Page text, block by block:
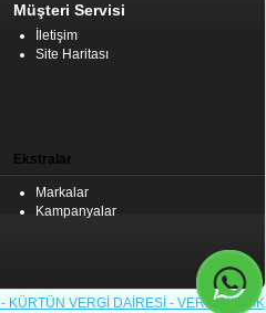
Müşteri Servisi
İletişim
Site Haritası
Ekstralar
Markalar
Kampanyalar
KÜRTÜN VERGİ DAİRESİ - VERGİ KİMLİK